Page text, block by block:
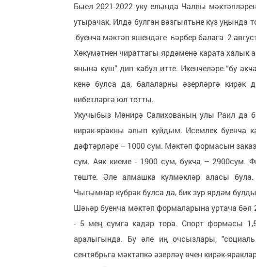
Быел 2021-2022 уку елында Чаллы
утырачак. Илдә булган вәзгыятьне күз
буенча мәктәп яшендәге һәрбер балага 2
Хөкүмәтнен чираттагы ярдәменә карата халык
янына куш” дип кабул итте. Икенчеләре “бу
кенә булса да, балаларны әзерләргә
кибетләргә юл тотты.
Укучыбыз Мөнирә Салихованың улы Раил да
кирәк-яракны алып куйдым. Исемлек буенча
дәфтәрләре – 1000 сум. Мәктәп формасын
сум. Аяк киеме - 1900 сум, букча – 2900сум.
төште. Әле алмашка күлмәкләр аласы
Чыгымнар күбрәк булса да, бик зур ярдәм булды
Шәһәр буенча мәктәп формаларына уртача бәя
- 5 мең сумга кадәр тора. Спорт формасы
аралыгында. Бу әле иң очсызлары,
сентябрьга мәктәпкә әзерләү өчен кирәк-